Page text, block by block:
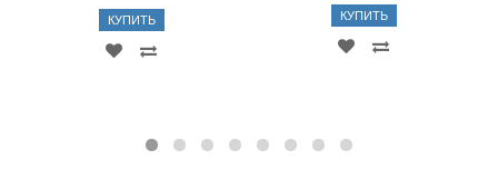
КУПИТЬ КУПИТЬ